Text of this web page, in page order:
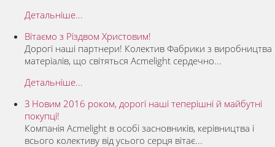
Детальніше...
Вітаємо з Різдвом Христовим!
Дорогі наші партнери! Колектив Фабрики з виробництва
матеріалів, що світяться Acmelight сердечно...
Детальніше...
З Новим 2016 роком, дорогі наші теперішні й майбутні
покупці!
Компанія Acmelight в особі засновників, керівництва і
всього колективу від усього серця вітає...